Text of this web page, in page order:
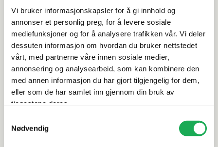
Vi bruker informasjonskapsler for å gi innhold og
annonser et personlig preg, for å levere sosiale
mediefunksjoner og for å analysere trafikken vår. Vi deler
dessuten informasjon om hvordan du bruker nettstedet
vårt, med partnerne våre innen sosiale medier,
annonsering og analysearbeid, som kan kombinere den
med annen informasjon du har gjort tilgjengelig for dem,
eller som de har samlet inn gjennom din bruk av
tjenestene deres.
Nødvendig
Leveringsinformasjon
Dokumentasjon
Alternative produkter